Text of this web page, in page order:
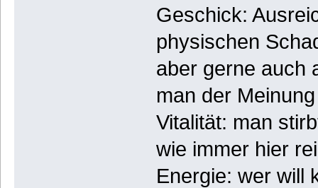
Geschick:
physischen
aber gerne auch
man der
Vitalität: man
wie immer hier
Energie: wer will